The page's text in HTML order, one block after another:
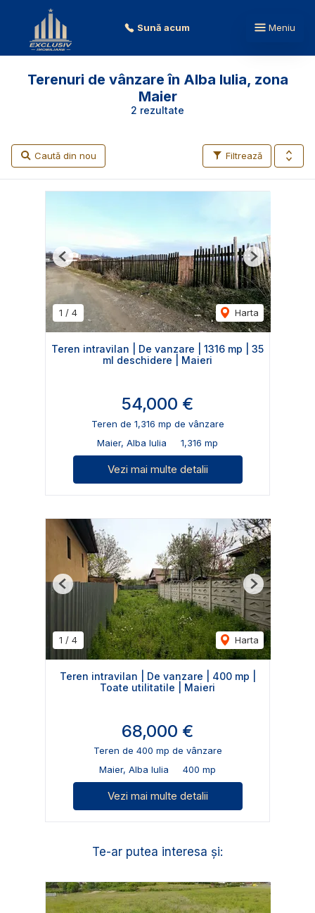
Sună acum Meniu
2 rezultate
Terenuri de vânzare în Alba Iulia, zona
Maier
Filtrează
Caută din nou
1 / 4 Harta
Previous Next
Teren intravilan | De vanzare | 1316 mp | 35
ml deschidere | Maieri
54,000 €
Teren de 1,316 mp de vânzare
Maier, Alba Iulia
1,316 mp
Vezi mai multe detalii
1 / 4 Harta
Previous Next
Teren intravilan | De vanzare | 400 mp |
Toate utilitatile | Maieri
68,000 €
Teren de 400 mp de vânzare
Maier, Alba Iulia
400 mp
Vezi mai multe detalii
Te-ar putea interesa și: